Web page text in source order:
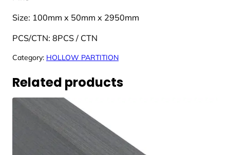
Size: 100mm x 50mm x 2950mm
PCS/CTN: 8PCS / CTN
Category: HOLLOW PARTITION
Related products